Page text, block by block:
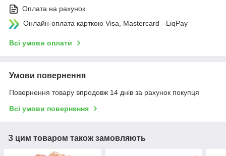
Оплата на рахунок
Онлайн-оплата карткою Visa, Mastercard - LiqPay
Всі умови оплати
Умови повернення
Повернення товару впродовж 14 днів за рахунок покупця
Всі умови повернення
З цим товаром також замовляють